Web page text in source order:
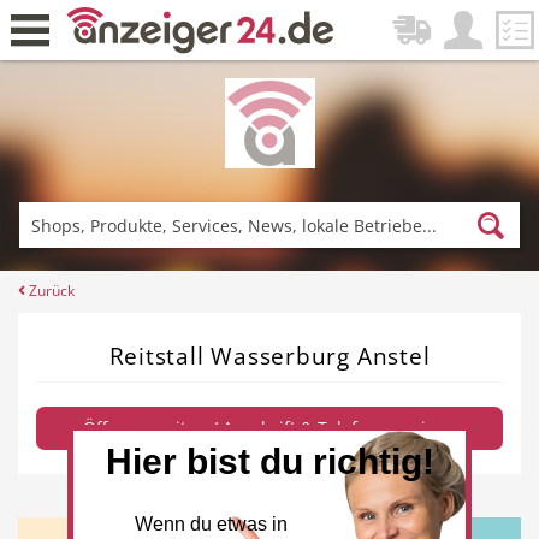
Zurück
Fitness & Sport Einkaufen
News
Zurück
Reitstall Wasserburg Anstel
Öffnungszeiten / Anschrift & Telefon anzeigen
Hier bist du richtig!
Wenn du etwas in